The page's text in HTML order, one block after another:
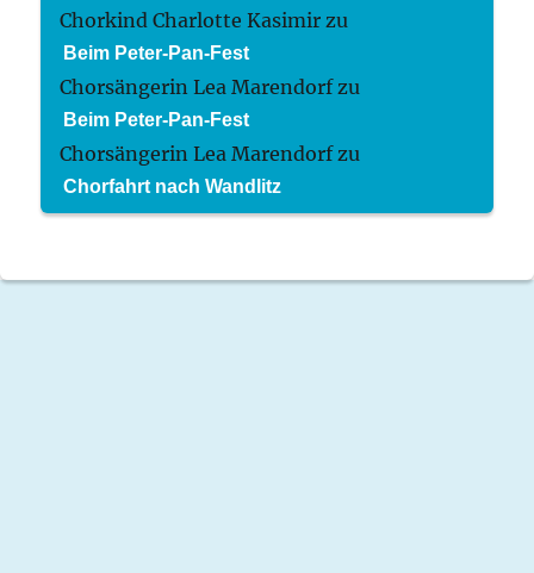
Chorkind Charlotte Kasimir zu
Beim Peter-Pan-Fest
Chorsängerin Lea Marendorfzu
Beim Peter-Pan-Fest
Chorsängerin Lea Marendorfzu
Chorfahrt nach Wandlitz